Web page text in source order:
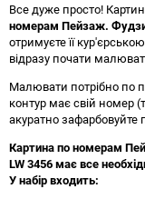
Все дуже просто!
номерам Пейзаж.
отримуєте її
відразу почати
Малювати потрібно по
контур має свій номер
акуратно
Картина по номерам
LW 3456 має все
У набір входить: